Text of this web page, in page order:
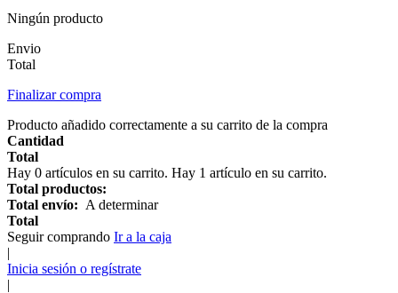
Ningún producto
Envio
Total
Finalizar compra
Producto añadido correctamente a su carrito de la compra
Cantidad
Total
Hay 0 artículos en su carrito. Hay 1 artículo en su carrito.
Total productos:
Total envío: A determinar
Total
Seguir comprando Ir a la caja
|
Inicia sesión o regístrate
|